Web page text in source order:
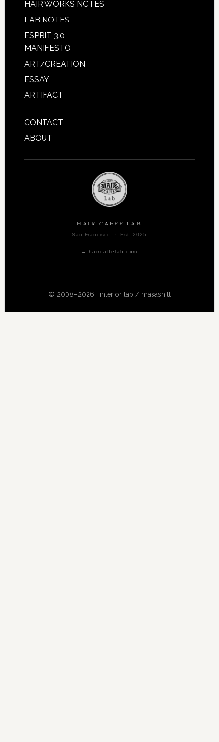
HAIR WORKS NOTES
LAB NOTES
ESPRIT 3.0
MANIFESTO
ART/CREATION
ESSAY
ARTIFACT
CONTACT
ABOUT
HAIR CAFFE LAB
San Francisco · Est. 2025
→ haircaffelab.com
© 2008–2026 | interior lab / masashitt